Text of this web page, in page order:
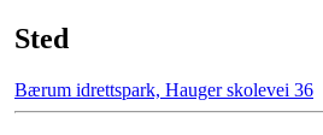
Sted
Bærum idrettspark, Hauger skolevei 36